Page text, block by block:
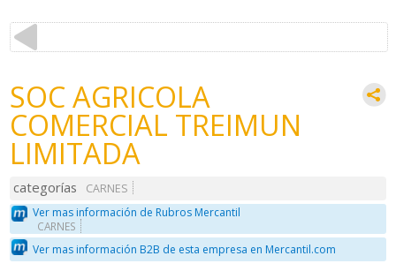
SOC AGRICOLA
COMERCIAL TREIMUN
LIMITADA
categorías
CARNES
Ver mas información de Rubros Mercantil
CARNES
Ver mas información B2B de esta empresa en Mercantil.com